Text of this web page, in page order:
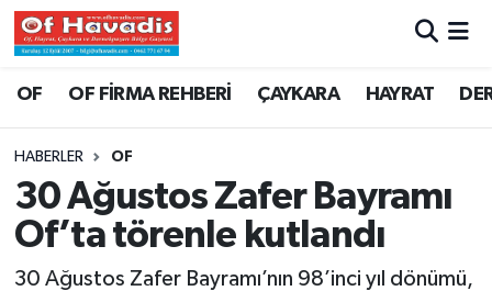
OF OF FİRMA REHBERİ ÇAYKARA HAYRAT
HABERLER OF
30 Ağustos Zafer Bayramı
Of’ta törenle kutlandı
30 Ağustos Zafer Bayramı’nın 98’inci yıl dönümü,
Trabzon Nöbetçi Eczaneler
Trabzon Namaz Vakitleri
Trabzon Trafik Yoğunluk Haritası